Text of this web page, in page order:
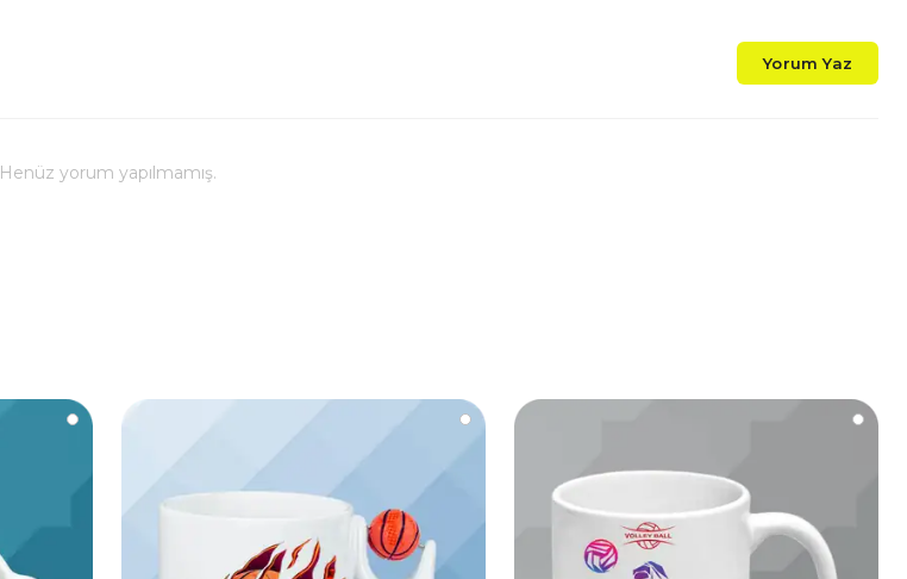
-Daha Uzun Süre Aynı Parlaklığını, Emoji Topunu ve Baskı
-Kupa Üzerindeki Baskılı Alana Sert ve Kesici Cisimlerle Müdahale
Yorum Yaz
Henüz yorum yapılmamış.